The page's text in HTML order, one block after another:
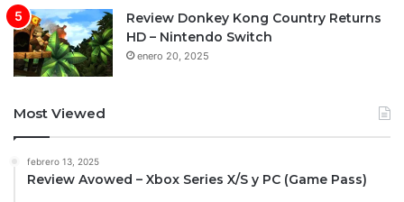
Review Donkey Kong Country Returns
HD – Nintendo Switch
enero 20, 2025
Most Viewed
febrero 13, 2025
Review Avowed – Xbox Series X/S y PC (Game Pass)